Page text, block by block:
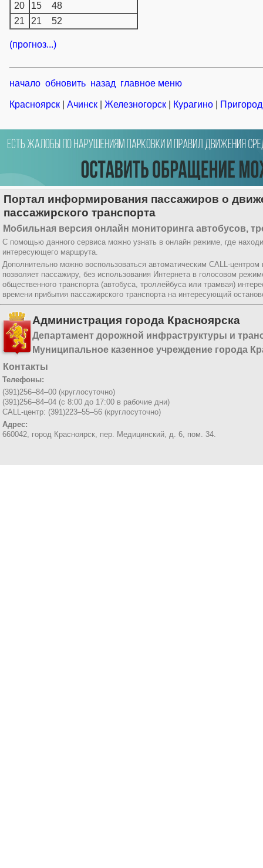
20
15
48
21
21 52
(прогноз...)
начало обновить назад главное меню
Красноярск Ачинск Железногорск Курагино
Портал информирования пассажиров о
пассажирского транспорта
Мобильная версия онлайн мониторинга автобусов,
С помощью данного сервиса можно узнать в онлайн режиме, где
интересующего маршрута.
Дополнительно можно воспользоваться автоматическим CALL-
позволяет пассажиру, без использования Интернета в голосовом
общественного транспорта (автобуса, троллейбуса или трамвая)
времени прибытия пассажирского транспорта на интересующий
Администрация города Красноярска
Департамент дорожной инфраструктуры и
Муниципальное казенное учреждение города
Контакты
Телефоны:
(391)256–84–00 (круглосуточно)
(391)256–84–04 (с 8:00 до 17:00 в рабочие дни)
CALL-центр: (391)223–55–56 (круглосуточно)
Адрес:
660042, город Красноярск, пер. Медицинский, д. 6, пом. 34.